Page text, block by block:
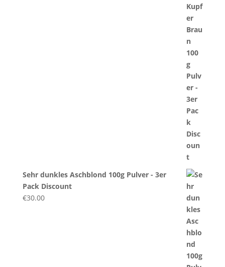
Sehr dunkles Aschblond 100g Pulver - 3er
Pack Discount
€30.00